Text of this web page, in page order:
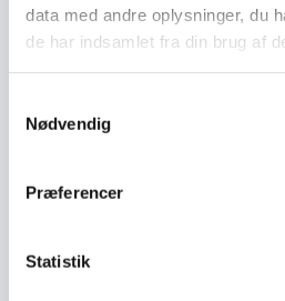
data med andre oplysninger, du
de har indsamlet fra din brug af
Nødvendig
Præferencer
Statistik
Vinkøler 3L, HendiMål:
Vi prismatcher